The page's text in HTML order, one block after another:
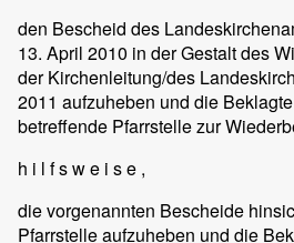
den Bescheid des
13. April 2010 in der Gestalt des
der Kirchenleitung/des
2011 aufzuheben und die
betreffende Pfarrstelle zur
h i l f s w e i s e ,
die vorgenannten Bescheide
Pfarrstelle aufzuheben und die